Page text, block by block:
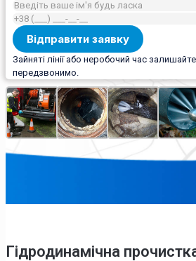
Зайняті лінії або неробочий час
передзвонимо.
Гідродинамічна